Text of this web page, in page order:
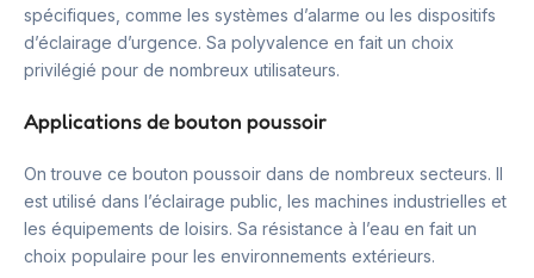
spécifiques, comme les systèmes d’alarme ou les dispositifs
d’éclairage d’urgence. Sa polyvalence en fait un choix
privilégié pour de nombreux utilisateurs.
Applications de bouton poussoir
On trouve ce bouton poussoir dans de nombreux secteurs. Il
est utilisé dans l’éclairage public, les machines industrielles et
les équipements de loisirs. Sa résistance à l’eau en fait un
choix populaire pour les environnements extérieurs.